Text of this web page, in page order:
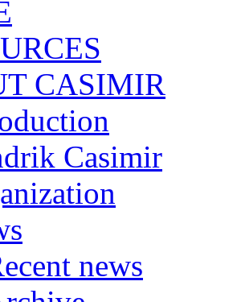
CASIMIR
Casimir
news